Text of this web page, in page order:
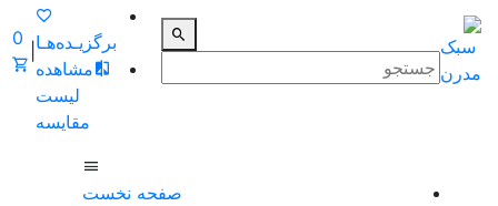
برگزیـده‌هـا
مشاهده
لیست
مقایسه
0
صفحه نخست